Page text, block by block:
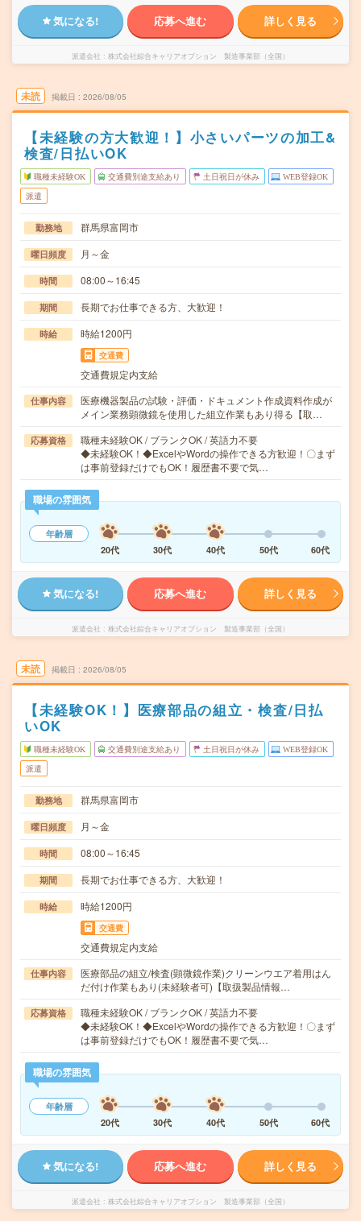
気になる! 応募へ進む 詳しく見る
派遣会社 株式会社綜合キャリアオプション 製造事業部（全国）
未読 掲載日 2026/08/05
【未経験の方大歓迎！】小さいパーツの加工&
検査/日払いOK
職種未経験OK 交通費別途支給あり 土日祝日が休み WEB登録OK
派遣
勤務地 群馬県富岡市
曜日頻度 月～金
時間 08:00～16:45
期間 長期でお仕事できる方、大歓迎！
時給 時給1200円
交通費
交通費規定内支給
仕事内容
医療機器製品の試験・評価・ドキュメント作成資料作成が
メイン業務顕微鏡を使用した組立作業もあり得る【取…
応募資格
職種未経験OK / ブランクOK / 英語力不要
◆未経験OK！◆ExcelやWordの操作できる方歓迎！〇まず
は事前登録だけでもOK！履歴書不要で気…
職場の雰囲気
年齢層
20代
30代 40代 50代 60代
気になる! 応募へ進む 詳しく見る
派遣会社 株式会社綜合キャリアオプション 製造事業部（全国）
未読 掲載日 2026/08/05
【未経験OK！】医療部品の組立・検査/日払
いOK
職種未経験OK 交通費別途支給あり 土日祝日が休み WEB登録OK
派遣
勤務地 群馬県富岡市
曜日頻度 月～金
時間 08:00～16:45
期間 長期でお仕事できる方、大歓迎！
時給 時給1200円
交通費
交通費規定内支給
仕事内容
医療部品の組立/検査(顕微鏡作業)クリーンウエア着用はん
だ付け作業もあり(未経験者可)【取扱製品情報…
応募資格
職種未経験OK / ブランクOK / 英語力不要
◆未経験OK！◆ExcelやWordの操作できる方歓迎！〇まず
は事前登録だけでもOK！履歴書不要で気…
職場の雰囲気
年齢層
20代
30代 40代 50代 60代
気になる! 応募へ進む 詳しく見る
派遣会社 株式会社綜合キャリアオプション 製造事業部（全国）